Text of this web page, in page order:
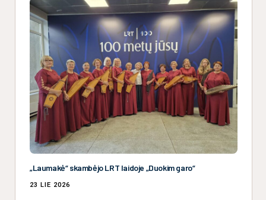
„Laumakė“ skambėjo LRT laidoje „Duokim garo“
23 LIE 2026